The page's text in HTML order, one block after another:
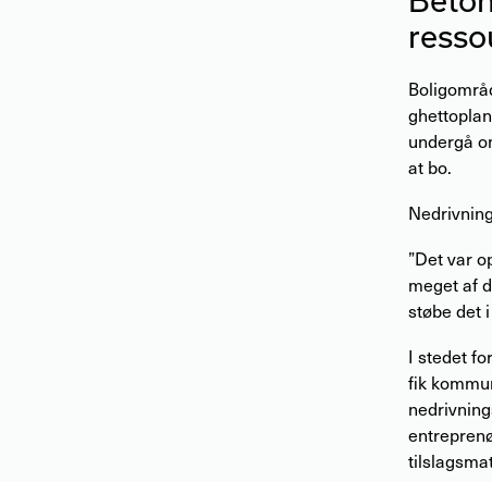
undergå
at bo.
”Det var
meget af
støbe det
I stedet
fik